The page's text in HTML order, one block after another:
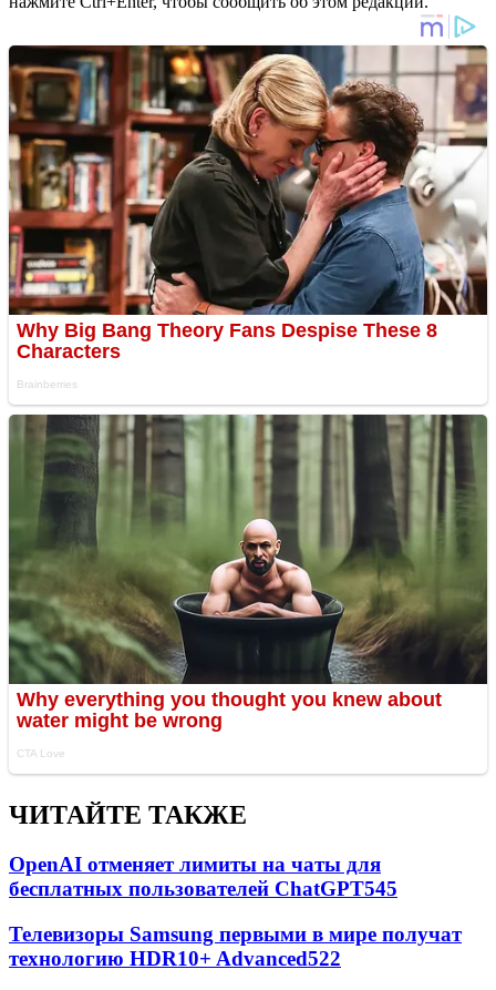
ЧИТАЙТЕ ТАКЖЕ
OpenAI отменяет лимиты на чаты для
бесплатных пользователей ChatGPT545
Телевизоры Samsung первыми в мире получат
технологию HDR10+ Advanced522